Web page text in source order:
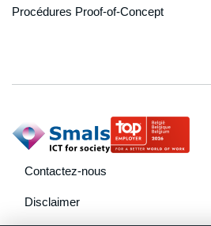
Procédures Proof-of-Concept
footer navigation
Contactez-nous
Disclaimer